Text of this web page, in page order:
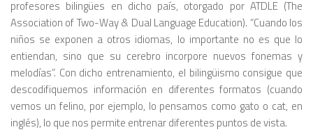
profesores bilingües en dicho país, otorgado por ATDLE (The
Association of Two-Way & Dual Language Education). “Cuando los
niños se exponen a otros idiomas, lo importante no es que lo
entiendan, sino que su cerebro incorpore nuevos fonemas y
melodías”. Con dicho entrenamiento, el bilingüismo consigue que
descodifiquemos información en diferentes formatos (cuando
vemos un felino, por ejemplo, lo pensamos como gato o cat, en
inglés), lo que nos permite entrenar diferentes puntos de vista.